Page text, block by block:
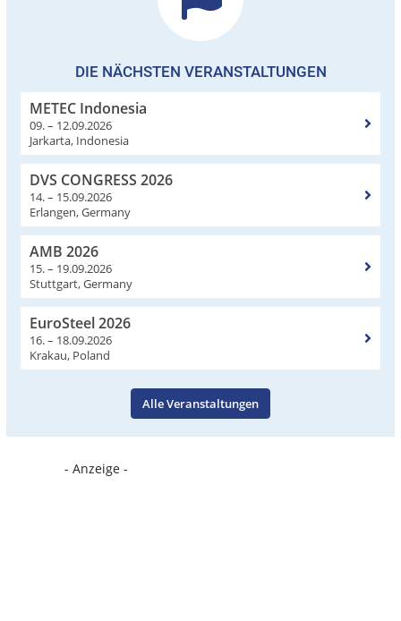
DIE NÄCHSTEN VERANSTALTUNGEN
METEC Indonesia
09. – 12.09.2026
Jarkarta, Indonesia
DVS CONGRESS 2026
14. – 15.09.2026
Erlangen, Germany
AMB 2026
15. – 19.09.2026
Stuttgart, Germany
EuroSteel 2026
16. – 18.09.2026
Krakau, Poland
Alle Veranstaltungen
- Anzeige -